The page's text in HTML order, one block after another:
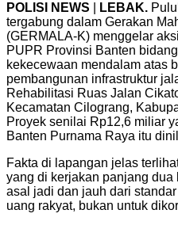
POLISI NEWS LEBAK.
tergabung dalam Gerakan
(GERMALA-K) menggelar
PUPR Provinsi Banten
kekecewaan mendalam atas
pembangunan infrastruktur
Rehabilitasi Ruas Jalan
Kecamatan Cilograng,
Proyek senilai Rp12,6 miliar
Banten Purnama Raya itu
Fakta di lapangan jelas
yang di kerjakan panjang
asal jadi dan jauh dari
uang rakyat, bukan untuk